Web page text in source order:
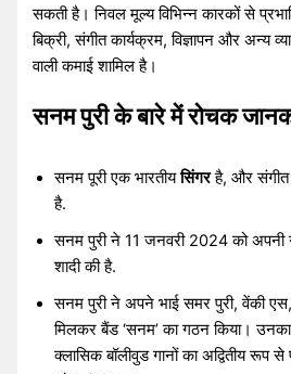
सकती है। निवल मूल्य विभिन्न कारकों से
बिक्री, संगीत कार्यक्रम, विज्ञापन और अन्य
वाली कमाई शामिल है।
सनम पुरी के बारे में रोचक
सनम पूरी एक भारतीयसिंगरहै, और संगीत
है.
सनम पुरी ने 11 जनवरी 2024 को अपनी
शादी की है.
सनम पुरी ने अपने भाई समर पुरी, वेंकी
मिलकर बैंड ‘सनम’ का गठन किया।
क्लासिक बॉलीवुड गानों का अद्वितीय रूप